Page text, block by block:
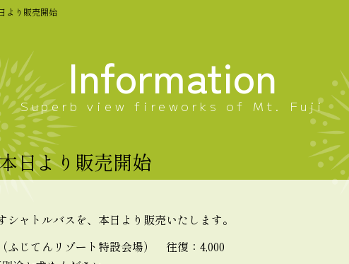
より販売開始
Information
Superb view fireworks of Mt. Fuji
日より販売開始
ャトルバスを、本日より販売いたします。
じてんリゾート特設会場） 往復：4,000